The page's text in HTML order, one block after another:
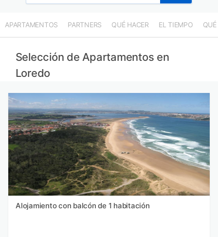
APARTAMENTOS PARTNERS QUÉ HACER EL TIEMPO QUÉ
Selección de Apartamentos en
Loredo
Alojamiento con balcón de 1 habitación